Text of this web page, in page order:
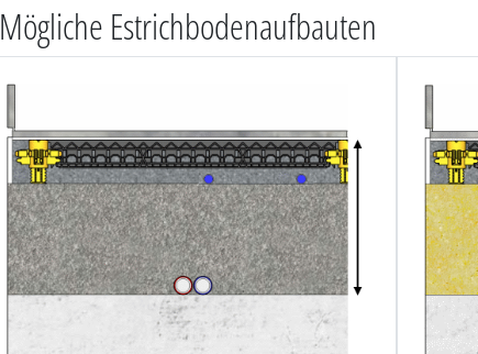
Mögliche Estrichbodenaufbauten